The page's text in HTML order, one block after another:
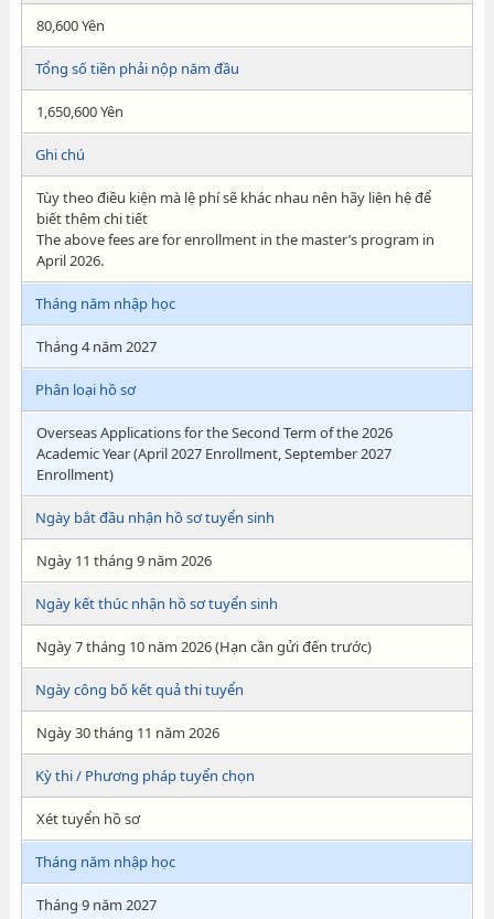
80,600 Yên
Tổng số tiền phải nộp năm đầu
1,650,600 Yên
Ghi chú
Tùy theo điều kiện mà lệ phí sẽ khác nhau nên hãy liện hệ để
biết thêm chi tiết
The above fees are for enrollment in the master’s program in
April 2026.
Tháng năm nhập học
Tháng 4 năm 2027
Phân loại hồ sơ
Overseas Applications for the Second Term of the 2026
Academic Year (April 2027 Enrollment, September 2027
Enrollment)
Ngày bắt đầu nhận hồ sơ tuyển sinh
Ngày 11 tháng 9 năm 2026
Ngày kết thúc nhận hồ sơ tuyển sinh
Ngày 7 tháng 10 năm 2026 (Hạn cần gửi đến trước)
Ngày công bố kết quả thi tuyển
Ngày 30 tháng 11 năm 2026
Kỳ thi / Phương pháp tuyển chọn
Xét tuyển hồ sơ
Tháng năm nhập học
Tháng 9 năm 2027